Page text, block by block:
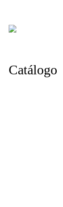
Catálogo